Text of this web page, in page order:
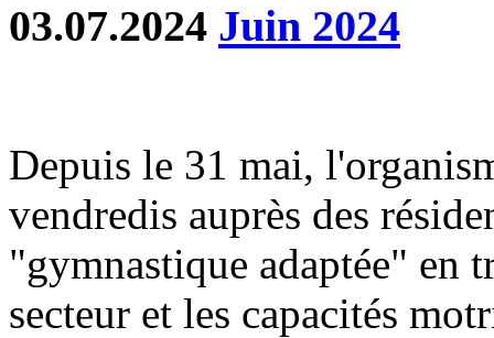
03.07.2024 Juin 2024
Depuis le 31 mai,
vendredis auprès des
"gymnastique adaptée" en
secteur et les capacités